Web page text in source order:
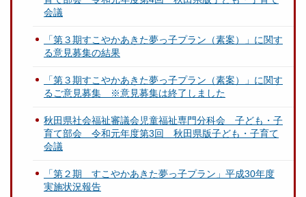
会議
「第３期すこやかあきた夢っ子プラン（素案）」に関す
る意見募集の結果
「第３期すこやかあきた夢っ子プラン（素案）」に関す
るご意見募集 ※意見募集は終了しました
秋田県社会福祉審議会児童福祉専門分科会 子ども・子
育て部会 令和元年度第3回 秋田県版子ども・子育て
会議
「第２期 すこやかあきた夢っ子プラン」平成30年度
実施状況報告